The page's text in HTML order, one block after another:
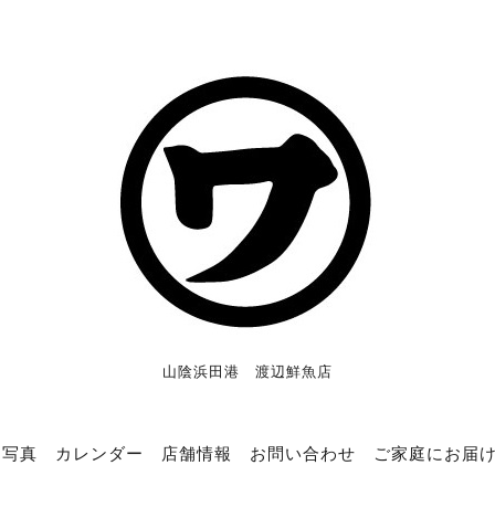
山陰浜田港 渡辺鮮魚店
写真 カレンダー 店舗情報 お問い合わせ ご家庭にお届け